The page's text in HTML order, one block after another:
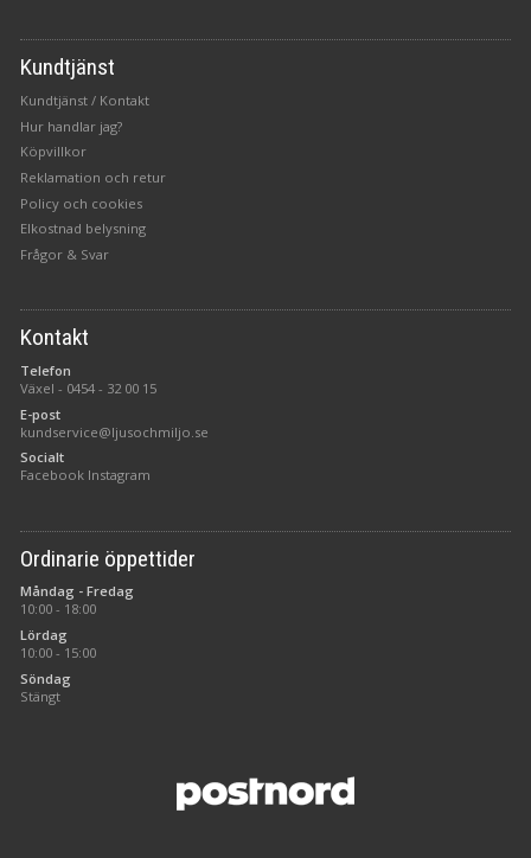
Kundtjänst
Kundtjänst / Kontakt
Hur handlar jag?
Köpvillkor
Reklamation och retur
Policy och cookies
Elkostnad belysning
Frågor & Svar
Kontakt
Telefon
Växel - 0454 - 32 00 15
E-post
kundservice@ljusochmiljo.se
Socialt
Facebook Instagram
Ordinarie öppettider
Måndag - Fredag
10:00 - 18:00
Lördag
10:00 - 15:00
Söndag
Stängt